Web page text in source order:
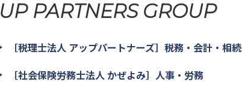
UP PARTNERS GROUP
［税理士法人 アップパートナーズ］税務・会計・相
［社会保険労務士法人 かぜよみ］人事・労務